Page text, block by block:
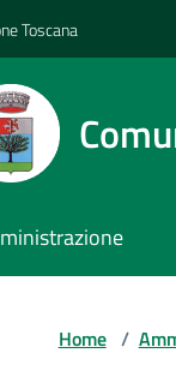
Toscana
Home /